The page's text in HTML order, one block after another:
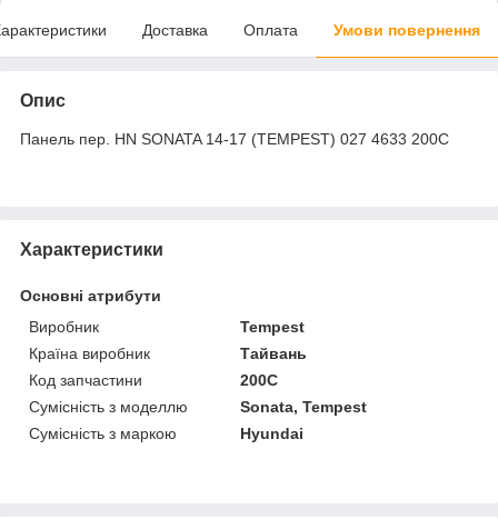
Доставка Оплата Умови повернення
Опис
Панель пер. HN SONATA 14-17 (TEMPEST) 027 4633 200C
Характеристики
Основні атрибути
Виробник
Tempest
Країна виробник
Тайвань
Код запчастини
200C
Сумісність з моделлю
Sonata, Tempest
Сумісність з маркою
Hyundai